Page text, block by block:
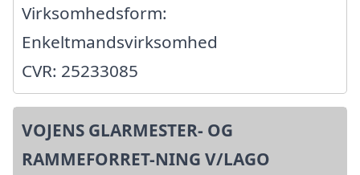
Virksomhedsform:
Enkeltmandsvirksomhed
CVR: 25233085
VOJENS GLARMESTER- OG
RAMMEFORRET-NING V/LAGO